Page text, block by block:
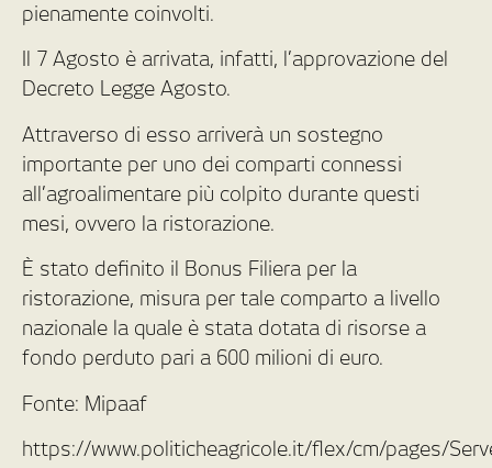
pienamente coinvolti.
Il 7 Agosto è arrivata, infatti, l’approvazione del
Decreto Legge Agosto.
Attraverso di esso arriverà un sostegno
importante per uno dei comparti connessi
all’agroalimentare più colpito durante questi
mesi, ovvero la ristorazione.
È stato definito il Bonus Filiera per la
ristorazione, misura per tale comparto a livello
nazionale la quale è stata dotata di risorse a
fondo perduto pari a 600 milioni di euro.
Fonte: Mipaaf
https://www.politicheagricole.it/flex/cm/pages/